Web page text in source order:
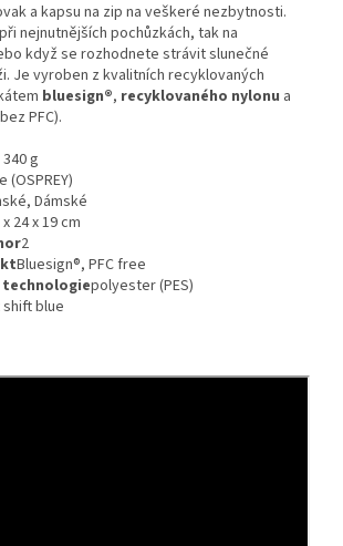
a kapsu na zip na veškeré nezbytnosti.
nejnutnějších pochůzkách, tak na
když se rozhodnete strávit slunečné
Je vyroben z kvalitních recyklovaných
bluesign®, recyklovaného nylonu a
PFC).
340 g
(OSPREY)
Dámské
24 x 19 cm
2
Bluesign®, PFC free
polyester (PES)
blue